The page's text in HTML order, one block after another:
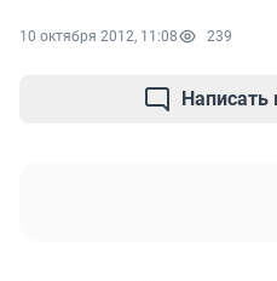
10 октября 2012, 11:08 239